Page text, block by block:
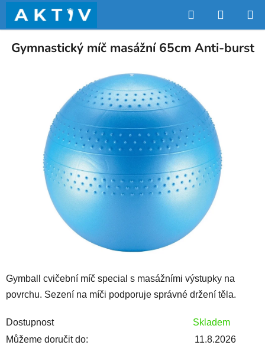
obsah
Hledat
KOŠÍK
Gymball cvičební míč special s masážními výstupky na
povrchu. Sezení na míči podporuje správné držení těla.
Dostupnost
Skladem
Můžeme doručit do:
11.8.2026
Gymnastický míč masážní 65cm Anti-burst